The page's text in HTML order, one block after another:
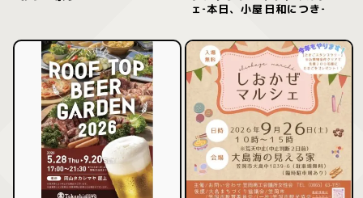
ェ‐本日、小屋日和につき‐